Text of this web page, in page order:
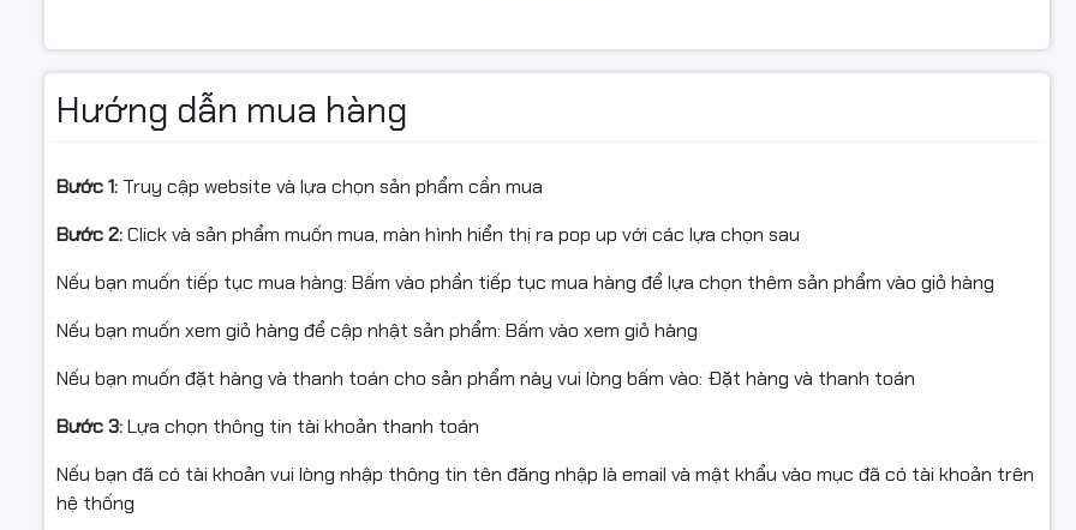
Bo mạch được bố trí linh kiện hợp lý, hỗ trợ tối ưu luồng gió và khả năng tản nhiệt cho toàn hệ thống, phù hợp
Hỗ trợ CPU Intel thế hệ mới mạnh mẽ
Sản phẩm sử dụng chipset Intel H610 kết hợp socket Intel LGA 1700, hỗ trợ:
Intel Core thế hệ 12
Intel Core thế hệ 13
Intel Core thế hệ 14
Intel Pentium Gold
Nhờ khả năng tương thích rộng, người dùng có thể dễ dàng lựa chọn CPU phù hợp với ngân sách và nhu cầu sử
dụng từ cơ bản đến nâng cao.
RAM DDR4 Dual Channel ổn định cho đa nhiệm
Hướng dẫn mua hàng
Bước 1: Truy cập website và lựa chọn sản phẩm cần mua
Bước 2:Click và sản phẩm muốn mua, màn hình hiển thị ra pop up với các lựa chọn sau
Nếu bạn muốn tiếp tục mua hàng: Bấm vào phần tiếp tục mua hàng để lựa chọn thêm sản phẩm vào giỏ hàng
Nếu bạn muốn xem giỏ hàng để cập nhật sản phẩm: Bấm vào xem giỏ hàng
Nếu bạn muốn đặt hàng và thanh toán cho sản phẩm này vui lòng bấm vào: Đặt hàng và thanh toán
Bước 3:Lựa chọn thông tin tài khoản thanh toán
Nếu bạn đã có tài khoản vui lòng nhập thông tin tên đăng nhập là email và mật khẩu vào mục đã có tài khoản trên
hệ thống